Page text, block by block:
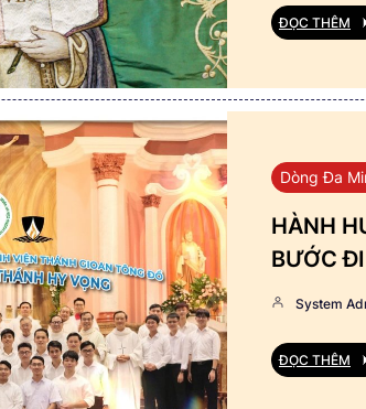
ĐỌC THÊM
Dòng Đa
HÀNH
BƯỚC
System
ĐỌC THÊM